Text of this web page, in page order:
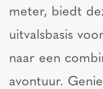
meter, biedt
uitvalsbasis
naar een
avontuur.